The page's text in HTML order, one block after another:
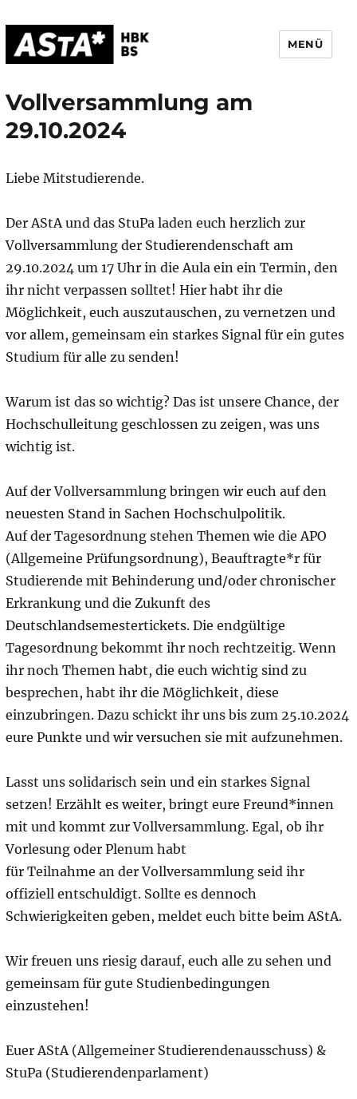
MENÜ
Vollversammlung am
29.10.2024
Liebe Mitstudierende.
Der AStA und das StuPa laden euch herzlich zur
Vollversammlung der Studierendenschaft am
29.10.2024 um 17 Uhr in die Aula ein ein Termin, den
ihr nicht verpassen solltet! Hier habt ihr die
Möglichkeit, euch auszutauschen, zu vernetzen und
vor allem, gemeinsam ein starkes Signal für ein gutes
Studium für alle zu senden!
Warum ist das so wichtig? Das ist unsere Chance, der
Hochschulleitung geschlossen zu zeigen, was uns
wichtig ist.
Auf der Vollversammlung bringen wir euch auf den
neuesten Stand in Sachen Hochschulpolitik.
Auf der Tagesordnung stehen Themen wie die APO
(Allgemeine Prüfungsordnung), Beauftragte*r für
Studierende mit Behinderung und/oder chronischer
Erkrankung und die Zukunft des
Deutschlandsemestertickets. Die endgültige
Tagesordnung bekommt ihr noch rechtzeitig. Wenn
ihr noch Themen habt, die euch wichtig sind zu
besprechen, habt ihr die Möglichkeit, diese
einzubringen. Dazu schickt ihr uns bis zum 25.10.2024
eure Punkte und wir versuchen sie mit aufzunehmen.
Lasst uns solidarisch sein und ein starkes Signal
setzen! Erzählt es weiter, bringt eure Freund*innen
mit und kommt zur Vollversammlung. Egal, ob ihr
Vorlesung oder Plenum habt
für Teilnahme an der Vollversammlung seid ihr
offiziell entschuldigt. Sollte es dennoch
Schwierigkeiten geben, meldet euch bitte beim AStA.
Wir freuen uns riesig darauf, euch alle zu sehen und
gemeinsam für gute Studienbedingungen
einzustehen!
Euer AStA (Allgemeiner Studierendenausschuss) &
StuPa (Studierendenparlament)